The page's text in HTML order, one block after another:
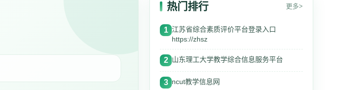
热门排行 更多>
1 江苏省综合素质评价平台登录入口
https://zhsz
2 山东理工大学教学综合信息服务平台
3 ncut教学信息网